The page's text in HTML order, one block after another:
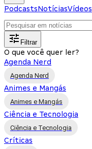
PodcastsNotíciasVídeos
Filtrar
O que você quer ler?
Agenda Nerd
Agenda Nerd
Animes e Mangás
Animes e Mangás
Ciência e Tecnologia
Ciência e Tecnologia
Críticas